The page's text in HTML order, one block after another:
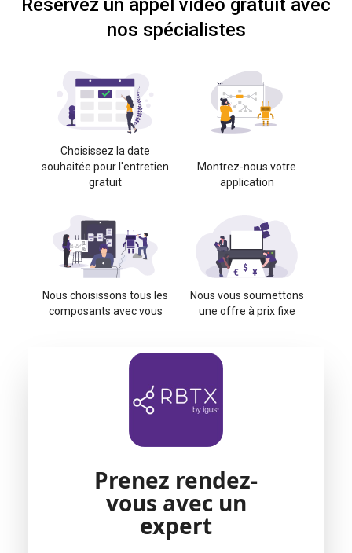
Réservez un appel vidéo gratuit avec
nos spécialistes
Choisissez la date
souhaitée pour l'entretien
gratuit
Montrez-nous votre
application
Nous choisissons tous les
composants avec vous
Nous vous soumettons
une offre à prix fixe